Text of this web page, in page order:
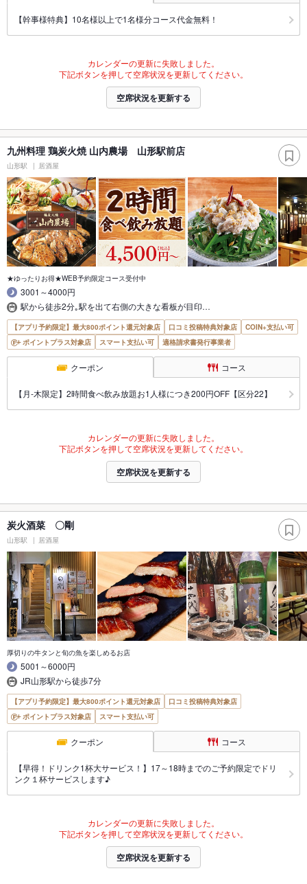
【幹事様特典】10名様以上で1名様分コース代金無料！
カレンダーの更新に失敗しました。
下記ボタンを押して空席状況を更新してください。
空席状況を更新する
九州料理 鶏炭火焼 山内農場 山形駅前店
山形駅 居酒屋
★ゆったりお得★WEB予約限定コース受付中
3001～4000円
駅から徒歩2分｡駅を出て右側の大きな看板が目印…
【アプリ予約限定】最大800ポイント還元対象店 口コミ投稿特典対象店
COIN+支払い可
ポイントプラス対象店
スマート支払い可 適格請求書発行事業者
クーポン コース
【月‐木限定】2時間食べ飲み放題お1人様につき200円OFF【区分22】
カレンダーの更新に失敗しました。
下記ボタンを押して空席状況を更新してください。
空席状況を更新する
炭火酒菜 〇剛
山形駅 居酒屋
厚切りの牛タンと旬の魚を楽しめるお店
5001～6000円
JR山形駅から徒歩7分
【アプリ予約限定】最大800ポイント還元対象店
口コミ投稿特典対象店
ポイントプラス対象店
スマート支払い可
クーポン コース
【早得！ドリンク1杯大サービス！】17～18時までのご予約限定でドリ
ンク１杯サービスします♪
カレンダーの更新に失敗しました。
下記ボタンを押して空席状況を更新してください。
空席状況を更新する